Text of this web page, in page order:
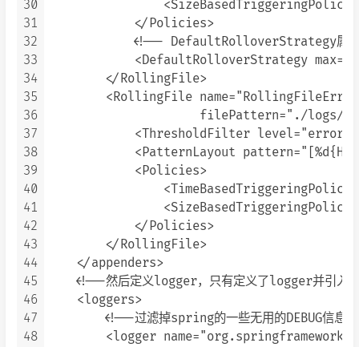
30
31
32
33
34
35
36
37
38
39
40
41
42
43
44
45
46
47
48
<SizeBasedTriggeringPolicy
            </Policies>
<!-- DefaultRolloverStrategy属性
<DefaultRolloverStrategy
        </RollingFile>
<RollingFile
filePattern="./logs/
<ThresholdFilter
<PatternLayout
            <Policies>
<SizeBasedTriggeringPolicy
            </Policies>
        </RollingFile>
    </appenders>
<!--然后定义logger，只有定义了logger并引
    <loggers>
<!--过滤掉spring的一些无用的DEBUG信息
<logger name="org.springframework"